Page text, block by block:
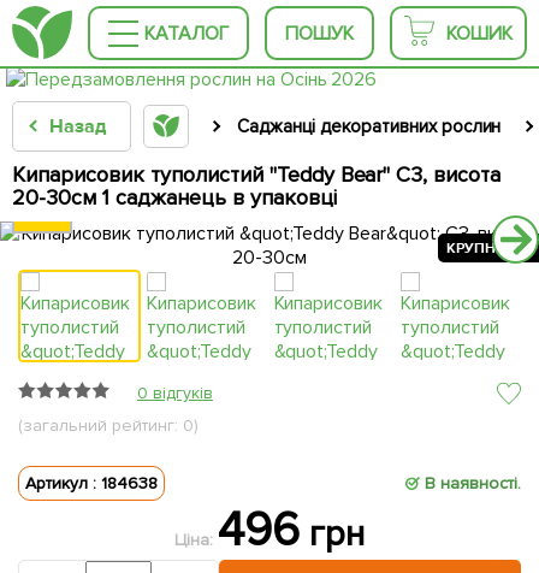
КАТАЛОГ ПОШУК КОШИК
Назад Саджанці декоративних рослин
Кипарисовик туполистий "Teddy Bear" С3, висота
20-30см 1 саджанець в упаковці
КРУПНОМІР
КРУПНОМІР
КРУПНОМІР
КРУПНОМІР
КРУПНОМІР
КРУПНОМІР
КРУПНОМІР
0 відгуків
(загальний рейтинг: 0)
Артикул : 184638 В наявності.
Ціна: 496грн